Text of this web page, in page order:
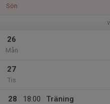
Sön
26
Mån
27
Tis
28
18:00
Träning